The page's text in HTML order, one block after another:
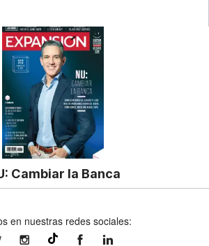
Cambiar la Banca
en nuestras redes sociales:
expansionmxexpansionmx ExpansionMex